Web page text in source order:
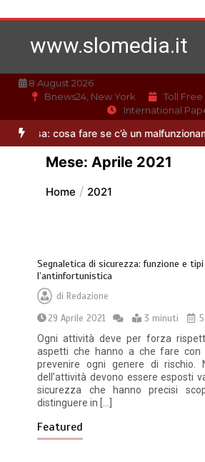
al
contenutowww.slomedia.it
8 August 2026
Bnews24, New York
Toll Free
International
se c’è un malfunzionamento Offerte
Mese: Aprile 2021
Home 2021
Segnaletica di sicurezza: funzione e
l’antinfortunistica
diRedazione
29 Aprile 2021
3 minuti
Ogni attività deve per forza
aspetti che hanno a che fare con
prevenire ogni genere di rischio.
dell’attività devono essere esposti
sicurezza che hanno precisi
distinguere in […]
Featured